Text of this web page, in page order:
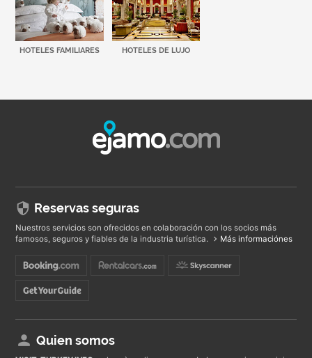
HOTELES FAMILIARES HOTELES DE LUJO
Reservas seguras
Nuestros servicios son ofrecidos en colaboración con los socios más
famosos, seguros y fiables de la industria turística.
Más informaciónes
Quien somos